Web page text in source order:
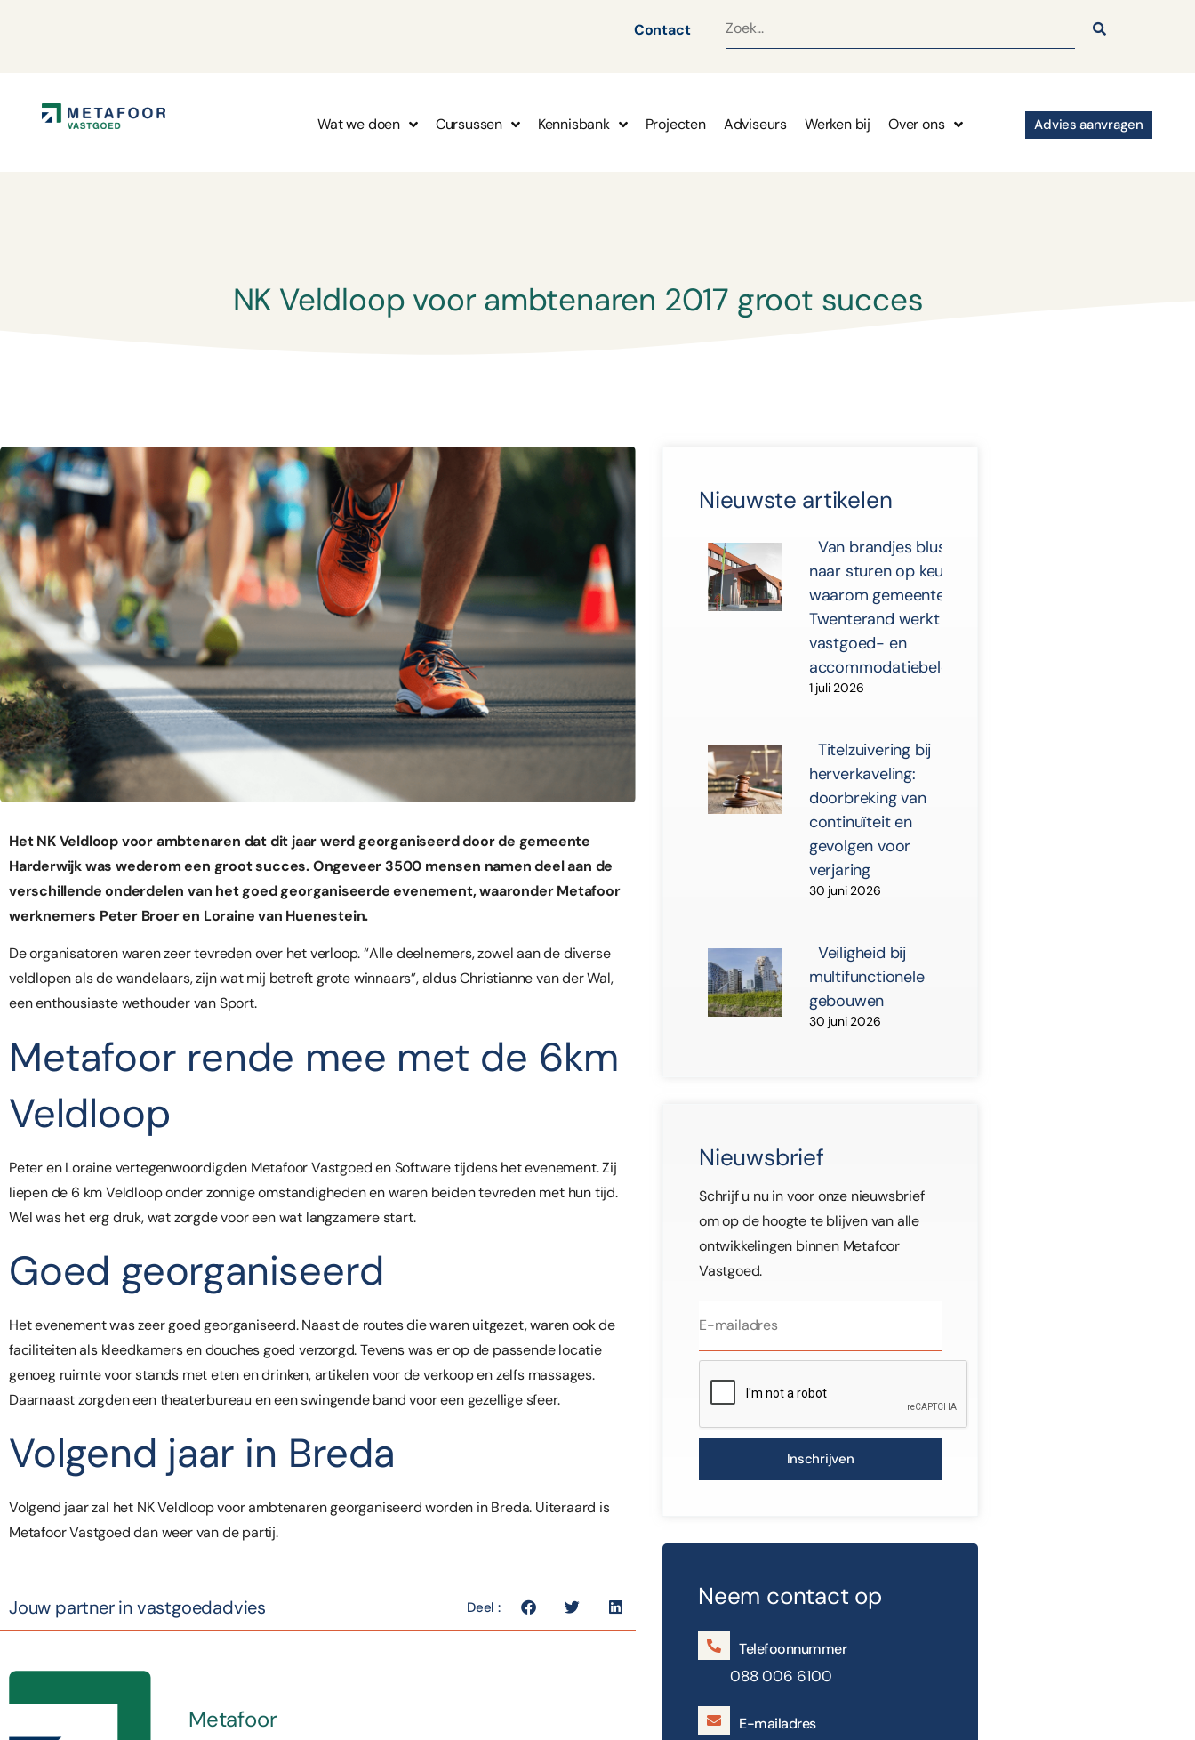
Contact
Wat we doen Cursussen Kennisbank Projecten Adviseurs Werken bij Over ons Advies aanvragen
NK Veldloop voor ambtenaren 2017 groot succes
Het NK Veldloop voor ambtenaren dat dit jaar werd georganiseerd door de gemeente
Harderwijk was wederom een groot succes. Ongeveer 3500 mensen namen deel aan de
verschillende onderdelen van het goed georganiseerde evenement, waaronder Metafoor
werknemers Peter Broer en Loraine van Huenestein.
De organisatoren waren zeer tevreden over het verloop. “Alle deelnemers, zowel aan de diverse
veldlopen als de wandelaars, zijn wat mij betreft grote winnaars”, aldus Christianne van der Wal,
een enthousiaste wethouder van Sport.
Metafoor rende mee met de 6km
Veldloop
Peter en Loraine vertegenwoordigden Metafoor Vastgoed en Software tijdens het evenement. Zij
liepen de 6 km Veldloop onder zonnige omstandigheden en waren beiden tevreden met hun tijd.
Wel was het erg druk, wat zorgde voor een wat langzamere start.
Goed georganiseerd
Het evenement was zeer goed georganiseerd. Naast de routes die waren uitgezet, waren ook de
faciliteiten als kleedkamers en douches goed verzorgd. Tevens was er op de passende locatie
genoeg ruimte voor stands met eten en drinken, artikelen voor de verkoop en zelfs massages.
Daarnaast zorgden een theaterbureau en een swingende band voor een gezellige sfeer.
Volgend jaar in Breda
Volgend jaar zal het NK Veldloop voor ambtenaren georganiseerd worden in Breda. Uiteraard is
Metafoor Vastgoed dan weer van de partij.
Jouw partner in vastgoedadvies Deel :
Metafoor
Nieuwste artikelen
Van brandjes blussen
naar sturen op keuzes:
waarom gemeente
Twenterand werkt aan
vastgoed- en
accommodatiebeleid
1 juli 2026
Titelzuivering bij
herverkaveling:
doorbreking van
continuïteit en
gevolgen voor
verjaring
30 juni 2026
Veiligheid bij
multifunctionele
gebouwen
30 juni 2026
Nieuwsbrief
Schrijf u nu in voor onze nieuwsbrief
om op de hoogte te blijven van alle
ontwikkelingen binnen Metafoor
Vastgoed.
Inschrijven
Neem contact op
Telefoonnummer
088 006 6100
E-mailadres